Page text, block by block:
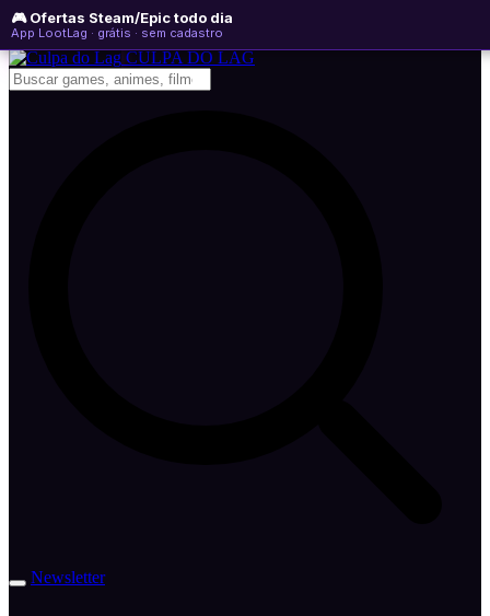
🎮 Ofertas Steam/Epic todo dia
App LootLag · grátis · sem cadastro
sexta-feira, 07 de agosto de 2026
Newsletter
CULPA DO LAG
Newsletter